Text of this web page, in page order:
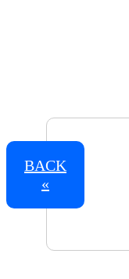
BACK
«